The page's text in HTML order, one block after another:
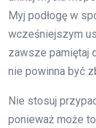
Myj podłogę w
wcześniejszym
zawsze pamiętaj
nie powinna być
Nie stosuj
ponieważ może